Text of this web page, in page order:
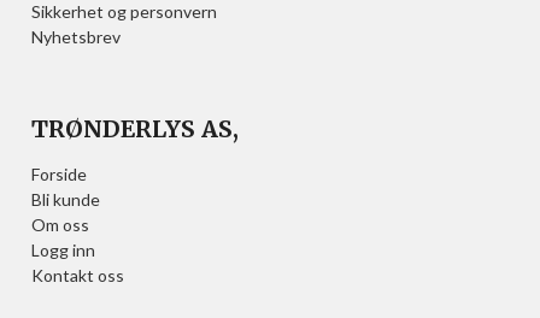
Sikkerhet og personvern
Nyhetsbrev
TRØNDERLYS AS,
Forside
Bli kunde
Om oss
Logg inn
Kontakt oss